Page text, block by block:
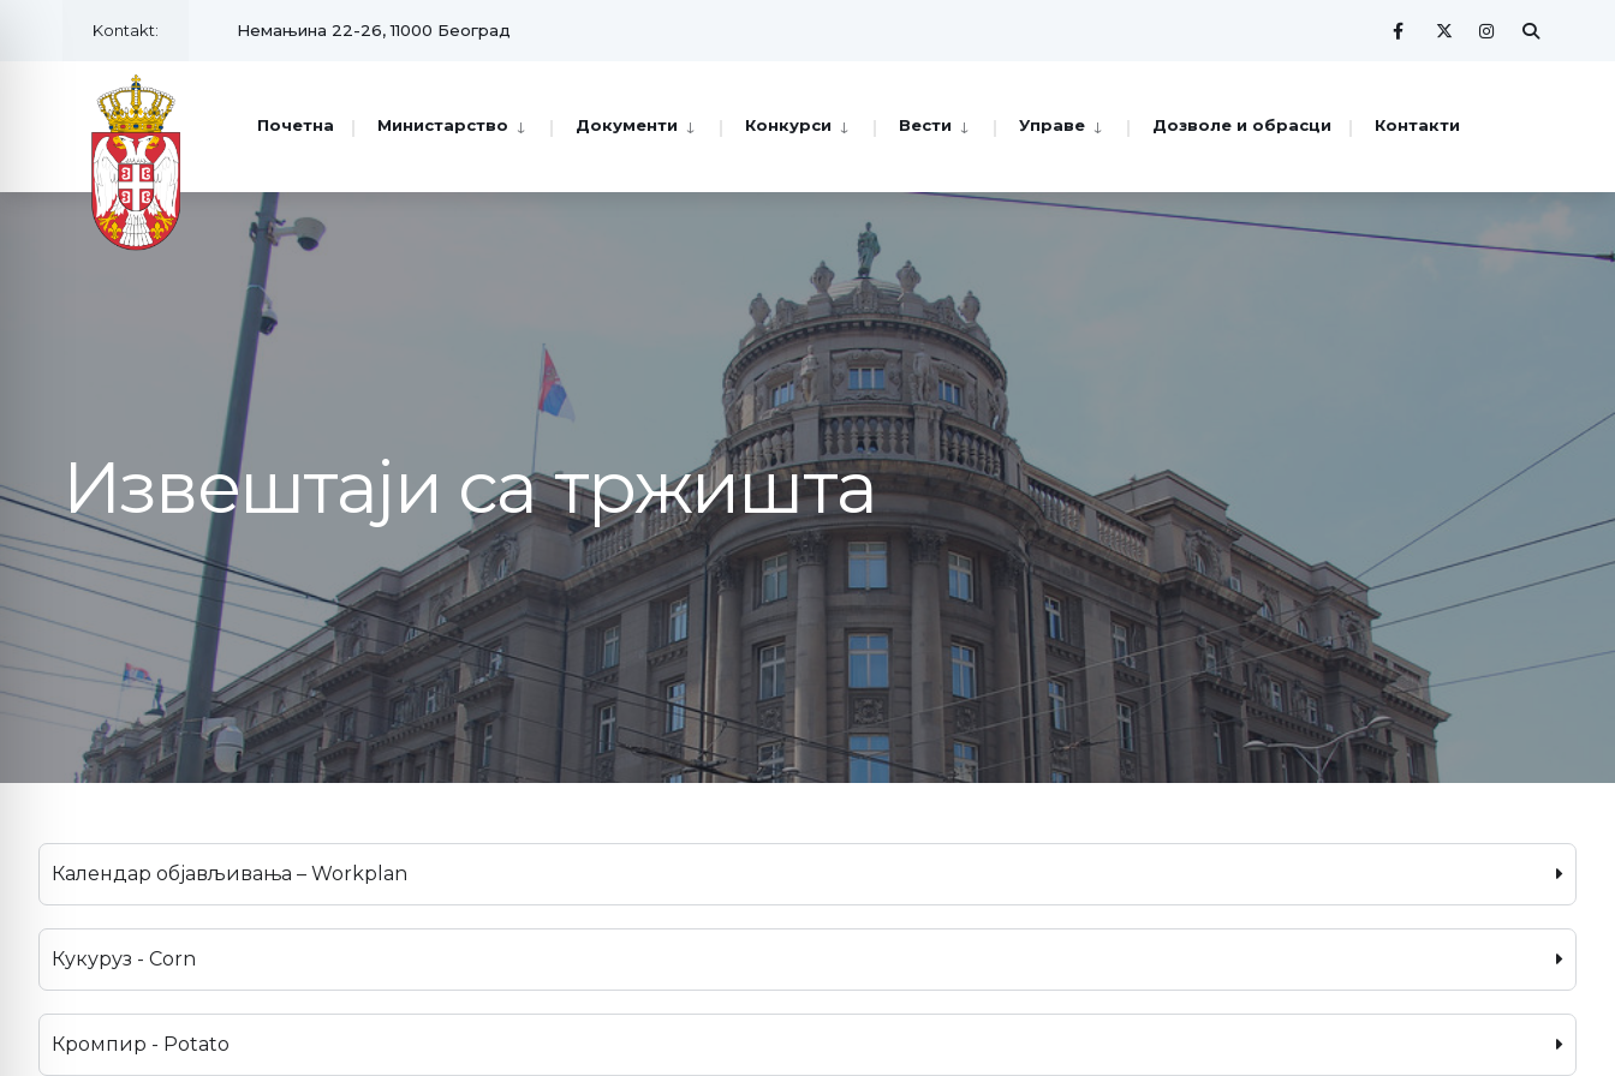
Kontakt: Немањина 22-26, 11000 Београд
Почетна Министарство Документи Конкурси Вести Управе Дозволе и обрасци Контакти
Извештаји са тржишта
Календар објављивања – Workplan
Кукуруз - Corn
Кромпир - Potato